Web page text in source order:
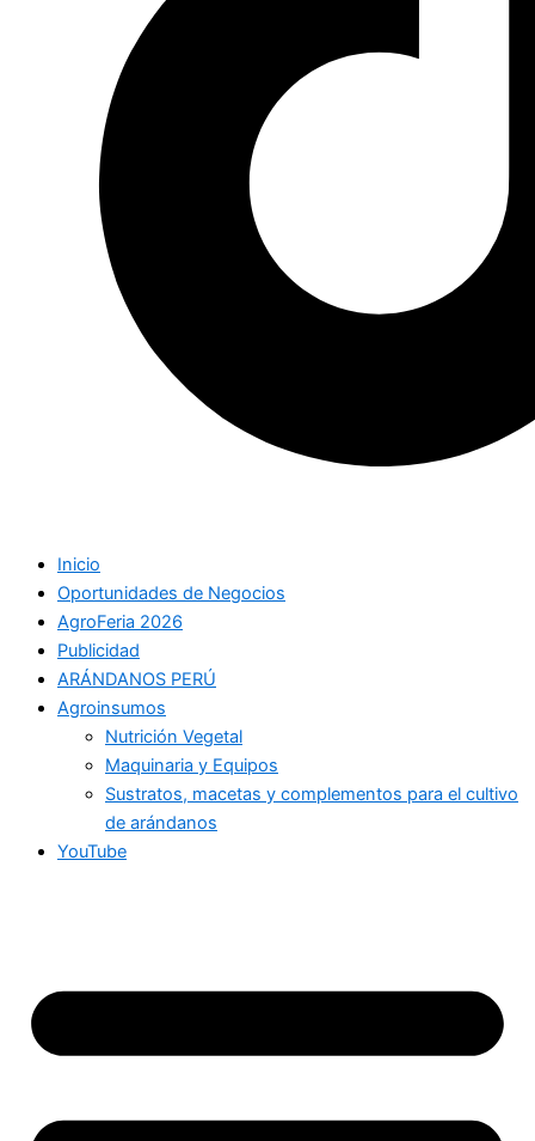
Inicio
Oportunidades de Negocios
AgroFeria 2026
Publicidad
ARÁNDANOS PERÚ
Agroinsumos
Nutrición Vegetal
Maquinaria y Equipos
Sustratos, macetas y complementos para el cultivo
de arándanos
YouTube